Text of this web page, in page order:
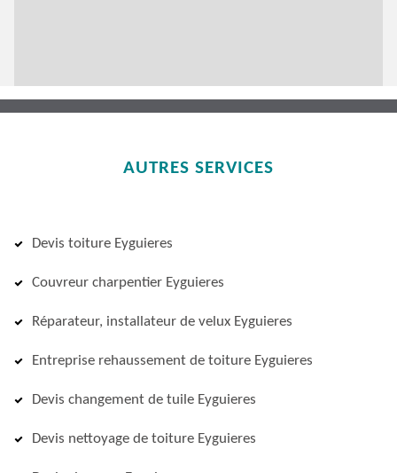
AUTRES SERVICES
Devis toiture Eyguieres
Couvreur charpentier Eyguieres
Réparateur, installateur de velux Eyguieres
Entreprise rehaussement de toiture Eyguieres
Devis changement de tuile Eyguieres
Devis nettoyage de toiture Eyguieres